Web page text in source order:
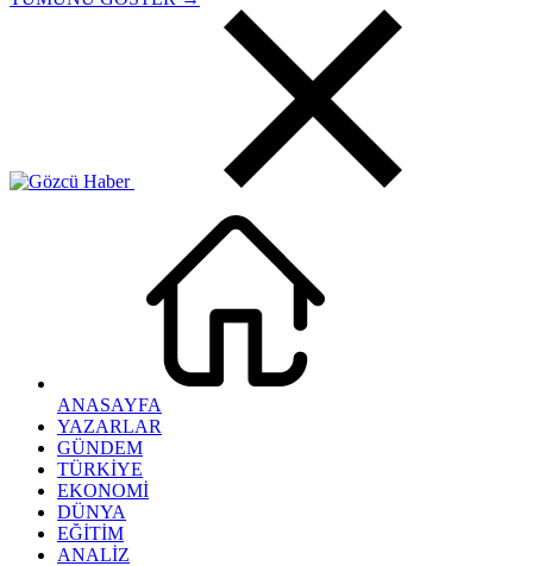
ANASAYFA
YAZARLAR
GÜNDEM
TÜRKİYE
EKONOMİ
DÜNYA
EĞİTİM
ANALİZ